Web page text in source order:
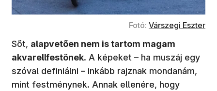
Fotó: Várszegi Eszter
Sőt, alapvetően nem is tartom magam
akvarellfestőnek. A képeket – ha muszáj egy
szóval definiálni – inkább rajznak mondanám,
mint festménynek. Annak ellenére, hogy